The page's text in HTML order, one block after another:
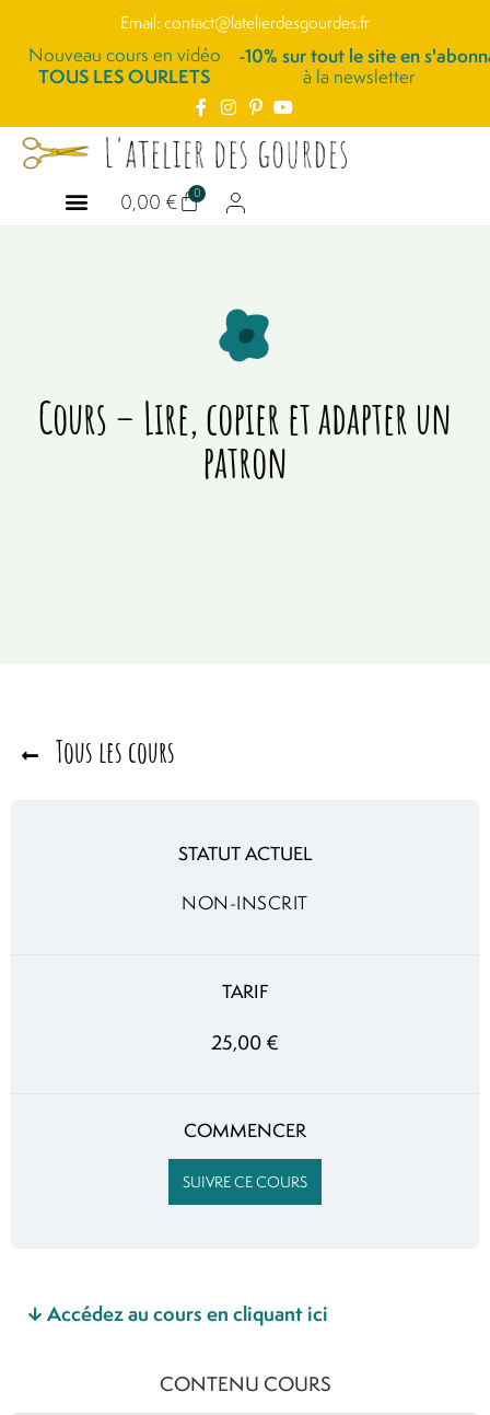
Email: contact@latelierdesgourdes.fr
Nouveau cours en vidéo
TOUS LES OURLETS
-10% sur tout le site en
à la newsletter
0,00 € 0
Cours – Lire, copier et adapter un
patron
Tous les cours
STATUT ACTUEL
NON-INSCRIT
TARIF
25,00 €
COMMENCER
SUIVRE CE COURS
Accédez au cours en cliquant ici
CONTENU COURS